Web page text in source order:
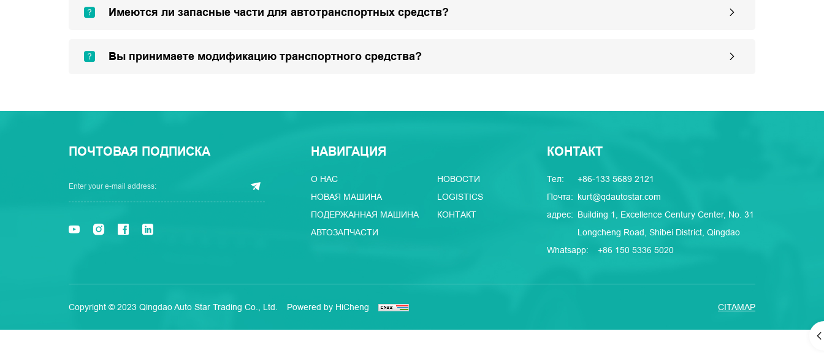
Имеются ли запасные части для автотранспортных средств?
Вы принимаете модификацию транспортного средства?
ПОЧТОВАЯ ПОДПИСКА НАВИГАЦИЯ
О НАС
НОВАЯ МАШИНА
ПОДЕРЖАННАЯ МАШИНА
АВТОЗАПЧАСТИ
НОВОСТИ
LOGISTICS
КОНТАКТ
КОНТАКТ
Тел:
+86-133 5689 2121
Почта: kurt@qdautostar.com
адрес: Building 1, Excellence Century Center, No. 31
Longcheng Road, Shibei District, Qingdao
Whatsapp:
+86 150 5336 5020
Copyright © 2023 Qingdao Auto Star Trading Co., Ltd. Powered by HiCheng CITAMAP